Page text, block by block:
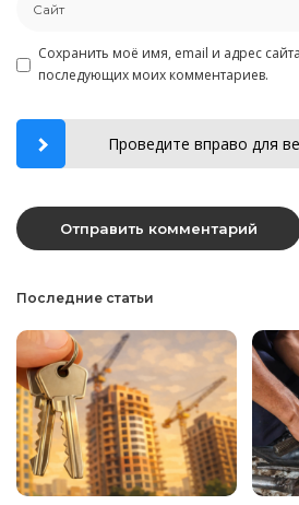
Сохранить моё имя, email и адрес
последующих моих комментариев.
Проведите вправо для
Последние статьи